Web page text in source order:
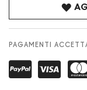
PAGAMENTI